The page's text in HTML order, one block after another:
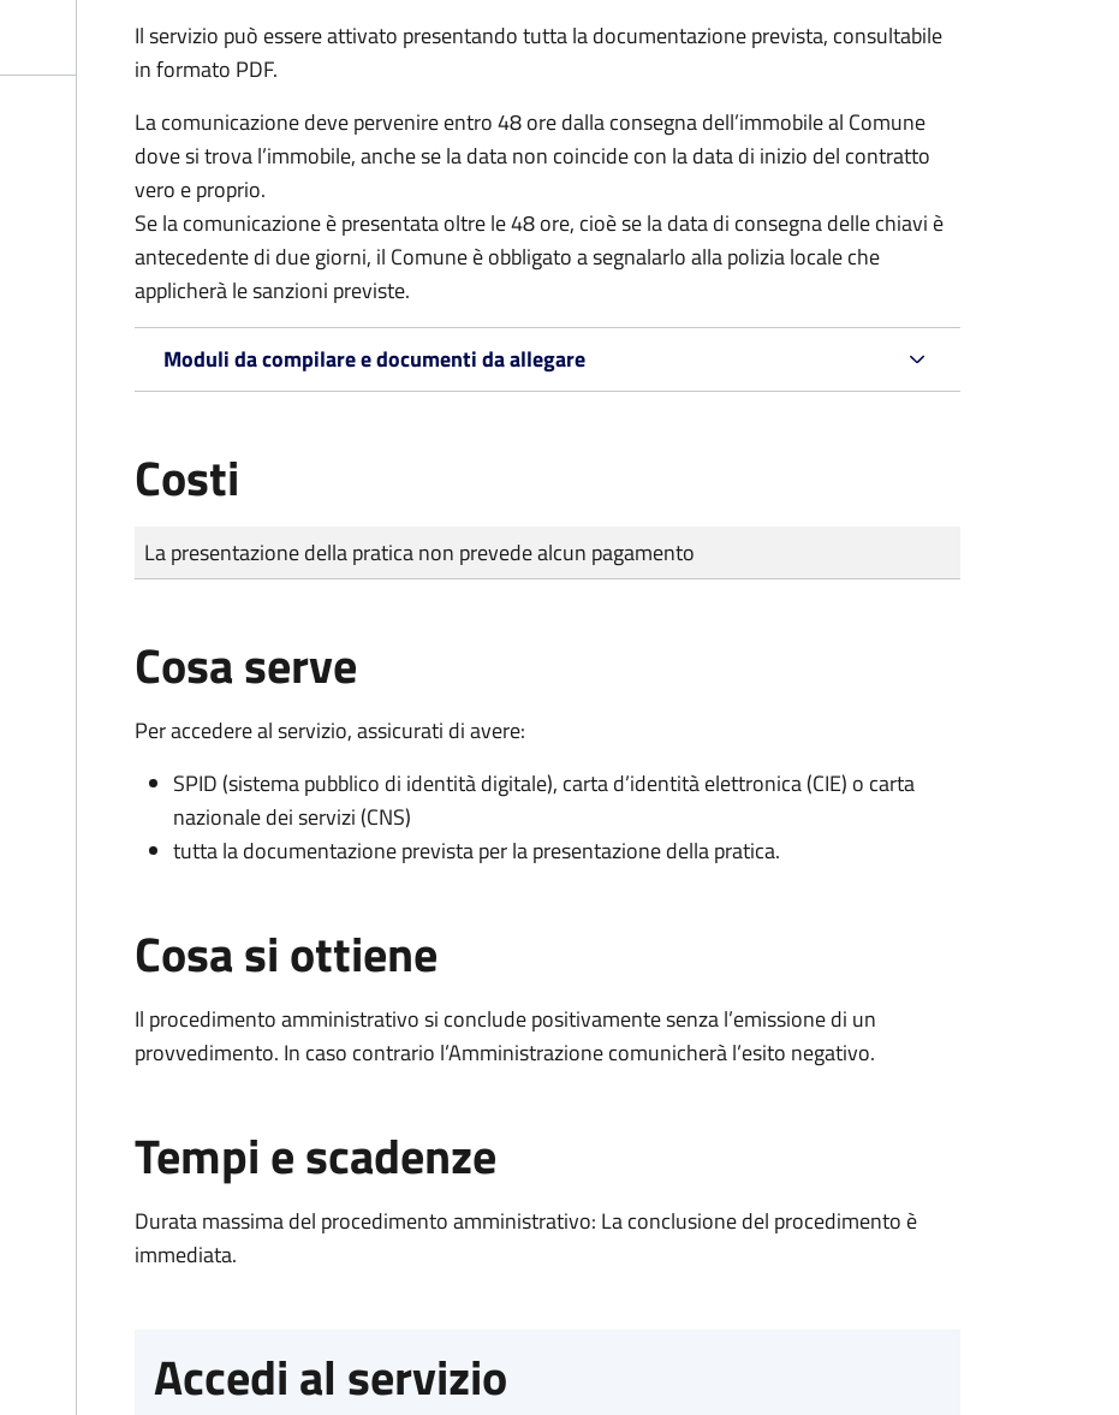
Il servizio può essere attivato presentando tutta la documentazione prevista, consultabile
in formato PDF.
La comunicazione deve pervenireentro 48 oredalla consegna dell’immobile al Comune
dove si trova l’immobile, anche se la data non coincide con la data di inizio del contratto
vero e proprio.
Se la comunicazione è presentata oltre le 48 ore, cioè se la data di consegna delle chiavi è
antecedente di due giorni, il Comune è obbligato a segnalarlo alla polizia locale che
applicherà le sanzioni previste.
Moduli da compilare e documenti da allegare
Costi
Tipo di pagamento
Importo
La presentazione della pratica non prevede alcun pagamento
Cosa serve
Per accedere al servizio, assicurati di avere:
SPID (sistema pubblico di identità digitale), carta d’identità elettronica (CIE) o carta
nazionale dei servizi (CNS)
tutta la documentazione prevista per la presentazione della pratica.
Cosa si ottiene
Il procedimento amministrativo si conclude positivamente senza l’emissione di un
provvedimento. In caso contrario l’Amministrazione comunicherà l’esito negativo.
Tempi e scadenze
Durata massima del procedimento amministrativo: La conclusione del procedimento è
immediata.
Accedi al servizio